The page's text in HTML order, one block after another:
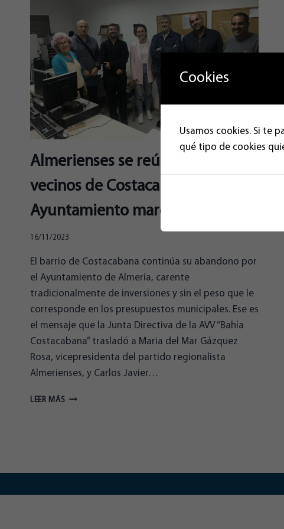
Almerienses se reúne con los
vecinos de Costacabana: “El
Ayuntamiento margina al barrio”
16/11/2023
El barrio de Costacabana continúa su abandono por
el Ayuntamiento de Almería, carente
tradicionalmente de inversiones y sin el peso que le
corresponde en los presupuestos municipales. Ese es
el mensaje que la Junta Directiva de la AVV “Bahía
Costacabana” trasladó a Maria del Mar Gázquez
Rosa, vicepresidenta del partido regionalista
Almerienses, y Carlos Javier…
LEER MÁS ALMERIENSES
DE
“EL
Cookies
Usamos cookies. Si te
qué tipo de cookies